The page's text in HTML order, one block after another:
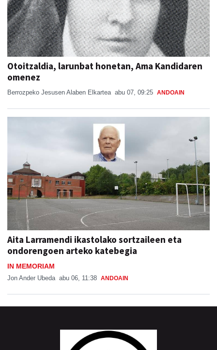
Otoitzaldia, larunbat honetan, Ama Kandidaren
omenez
Berrozpeko Jesusen Alaben Elkartea abu 07, 09:25 ANDOAIN
Aita Larramendi ikastolako sortzaileen eta
ondorengoen arteko katebegia
IN MEMORIAM
Jon Ander Ubeda abu 06, 11:38 ANDOAIN